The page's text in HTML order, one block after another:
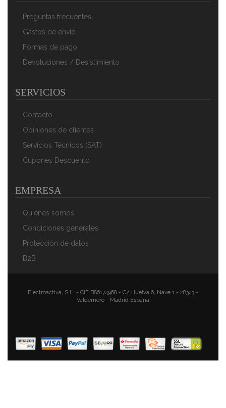
Clatronic WK 3576 - Hervidor De Agua Eléctrico,
AÑADIR AL CARRITO
Bomann WK 5012 Hervidor De Agua Eléctrico 1,8 L,
Blanco Y Plata
43,90 € 28,89 €
Preguntas frecuentes
Gastos de envío
Formas de pago
Devoluciones / Desistimiento
SERVICIOS
Contacto
Opiniones de clientes
Servicios Técnicos (SAT)
Cupones Descuento
EMPRESA
Quiénes somos
Condiciones generales
Protección de datos
B2B
Electroactiva, S.L. - CIF B86174968 - C/ Huelva 6, Nave 1 - 28343 -
Valdemoro - Madrid España